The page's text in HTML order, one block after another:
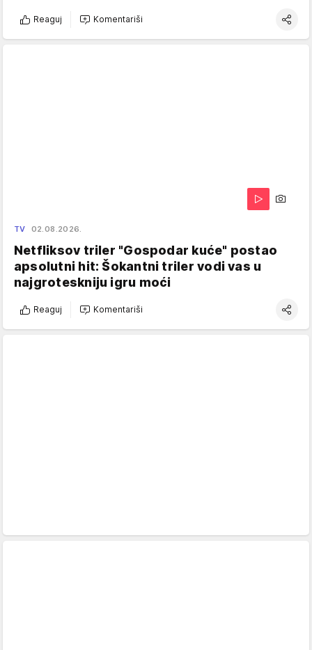
Reaguj Komentariši
TV 02.08.2026.
Netfliksov triler "Gospodar kuće" postao
apsolutni hit: Šokantni triler vodi vas u
najgroteskniju igru moći
Reaguj Komentariši